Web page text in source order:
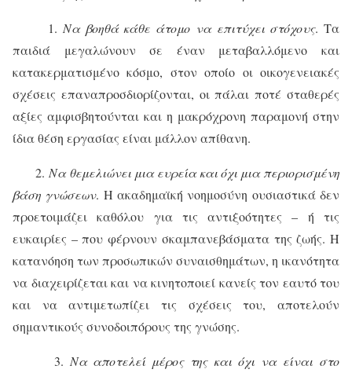
1. Να βοηθά κάθε άτομο να επιτύχει στόχους. Τα
παιδιά μεγαλώνουν σε έναν μεταβαλλόμενο και
κατακερματισμένο κόσμο, στον οποίο οι οικογενειακές
σχέσεις επαναπροσδιορίζονται, οι πάλαι ποτέ σταθερές
αξίες αμφισβητούνται και η μακρόχρονη παραμονή στην
ίδια θέση εργασίας είναι μάλλον απίθανη.
2. Να θεμελιώνει μια ευρεία και όχι μια περιορισμένη
βάση γνώσεων. Η ακαδημαϊκή νοημοσύνη ουσιαστικά δεν
προετοιμάζει καθόλου για τις αντιξοότητες – ή τις
ευκαιρίες – που φέρνουν σκαμπανεβάσματα της ζωής. Η
κατανόηση των προσωπικών συναισθημάτων, η ικανότητα
να διαχειρίζεται και να κινητοποιεί κανείς τον εαυτό του
και να αντιμετωπίζει τις σχέσεις του, αποτελούν
σημαντικούς συνοδοιπόρους της γνώσης.
3. Να αποτελεί μέρος της και όχι να είναι στο